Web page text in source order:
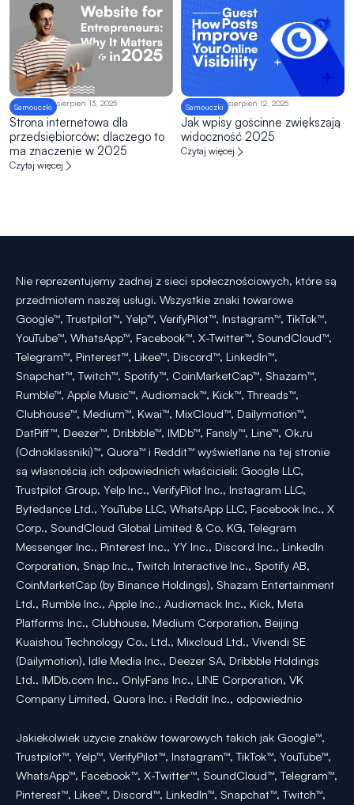
Samouczki sierpień 13, 2025
Strona internetowa dla
przedsiębiorców: dlaczego to
ma znaczenie w 2025
Czytaj więcej
Samouczki sierpień 12, 2025
Jak wpisy gościnne zwiększają
widoczność 2025
Czytaj więcej
Nie reprezentujemy żadnej z sieci społecznościowych, które są
przedmiotem naszej usługi. Wszystkie znaki towarowe
Google™, Trustpilot™, Yelp™, VerifyPilot™, Instagram™, TikTok™,
YouTube™, WhatsApp™, Facebook™, X-Twitter™, SoundCloud™,
Telegram™, Pinterest™, Likee™, Discord™, LinkedIn™,
Snapchat™, Twitch™, Spotify™, CoinMarketCap™, Shazam™,
Rumble™, Apple Music™, Audiomack™, Kick™, Threads™,
Clubhouse™, Medium™, Kwai™, MixCloud™, Dailymotion™,
DatPiff™, Deezer™, Dribbble™, IMDb™, Fansly™, Line™, Ok.ru
(Odnoklassniki)™, Quora™ i Reddit™ wyświetlane na tej stronie
są własnością ich odpowiednich właścicieli: Google LLC,
Trustpilot Group, Yelp Inc., VerifyPilot Inc., Instagram LLC,
Bytedance Ltd., YouTube LLC, WhatsApp LLC, Facebook Inc., X
Corp., SoundCloud Global Limited & Co. KG, Telegram
Messenger Inc., Pinterest Inc., YY Inc., Discord Inc., LinkedIn
Corporation, Snap Inc., Twitch Interactive Inc., Spotify AB,
CoinMarketCap (by Binance Holdings), Shazam Entertainment
Ltd., Rumble Inc., Apple Inc., Audiomack Inc., Kick, Meta
Platforms Inc., Clubhouse, Medium Corporation, Beijing
Kuaishou Technology Co., Ltd., Mixcloud Ltd., Vivendi SE
(Dailymotion), Idle Media Inc., Deezer SA, Dribbble Holdings
Ltd., IMDb.com Inc., OnlyFans Inc., LINE Corporation, VK
Company Limited, Quora Inc. i Reddit Inc., odpowiednio
Jakiekolwiek użycie znaków towarowych takich jak Google™,
Trustpilot™, Yelp™, VerifyPilot™, Instagram™, TikTok™, YouTube™,
WhatsApp™, Facebook™, X-Twitter™, SoundCloud™, Telegram™,
Pinterest™, Likee™, Discord™, LinkedIn™, Snapchat™, Twitch™,